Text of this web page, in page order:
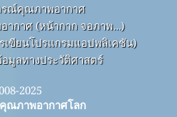
รณ์คุณภาพอากาศ
กาศ (หน้ากาก จอภาพ…)
เขียนโปรแกรมแอปพลิเคชัน)
มูลทางประวัติศาสตร์
2025
ณภาพอากาศโลก